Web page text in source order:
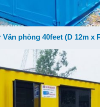
phòng 40feet (D 12m x